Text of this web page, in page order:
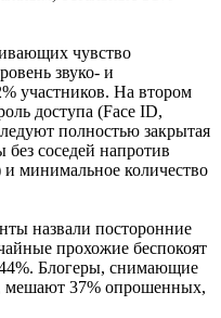
чувство
звуко- и
участников. На втором
доступа (Face ID,
полностью закрытая
соседей напротив
минимальное количество
назвали посторонние
прохожие беспокоят
Блогеры, снимающие
мешают 37% опрошенных,